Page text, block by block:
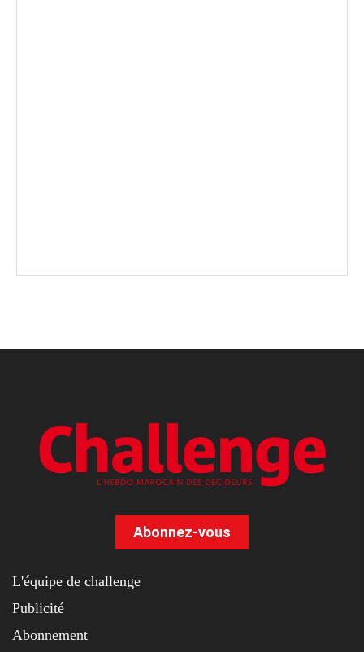
Abonnez-vous
L'équipe de challenge
Publicité
Abonnement